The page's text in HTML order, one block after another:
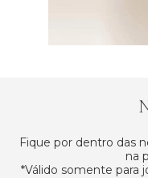
Fique por dentro das
na
*Válido somente para